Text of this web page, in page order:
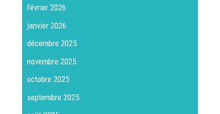
février 2026
janvier 2026
décembre 2025
novembre 2025
octobre 2025
septembre 2025